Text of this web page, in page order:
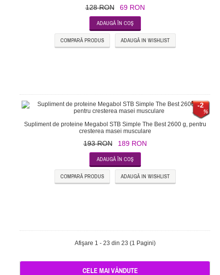
128 RON 69 RON
COMPARĂ PRODUS ADAUGĂ IN WISHLIST
-2
Supliment de proteine Megabol STB Simple The Best 2600 g, pentru
cresterea masei musculare
193 RON 189 RON
COMPARĂ PRODUS ADAUGĂ IN WISHLIST
Afişare 1 - 23 din 23 (1 Pagini)
CELE MAI VÂNDUTE